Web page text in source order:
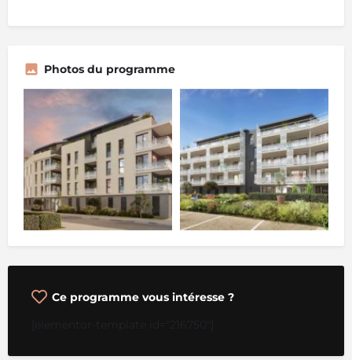
Photos du programme
Ce programme vous intéresse ?